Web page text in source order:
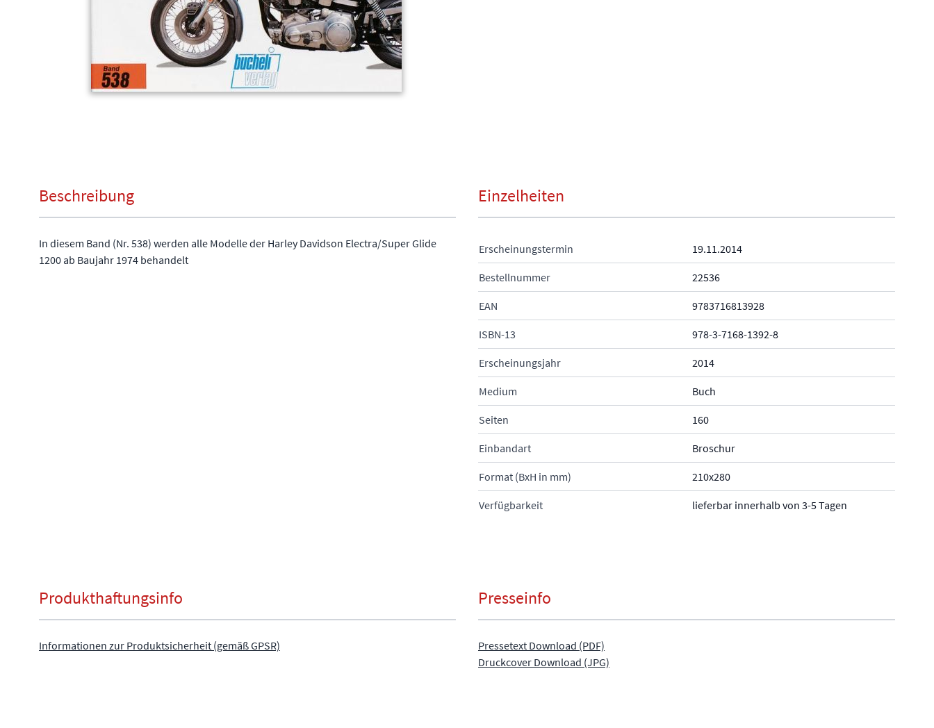
Beschreibung
In diesem Band (Nr. 538) werden alle Modelle der Harley Davidson Electra/Super Glide
1200 ab Baujahr 1974 behandelt
Einzelheiten
Erscheinungstermin 19.11.2014
Bestellnummer 22536
EAN 9783716813928
ISBN-13 978-3-7168-1392-8
Erscheinungsjahr 2014
Medium Buch
Seiten 160
Einbandart Broschur
Format (BxH in mm) 210x280
Verfügbarkeit lieferbar innerhalb von 3-5 Tagen
Produkthaftungsinfo
Informationen zur Produktsicherheit (gemäß GPSR)
Presseinfo
Pressetext Download (PDF)
Druckcover Download (JPG)